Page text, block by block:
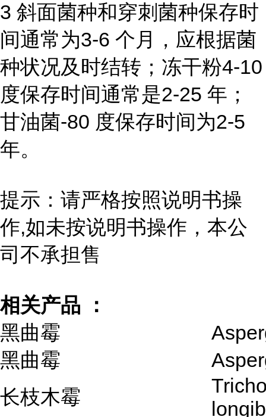
3 斜面菌种和穿刺菌种保存时
间通常为3-6 个月，应根据菌
种状况及时结转；冻干粉4-10
度保存时间通常是2-25 年；
甘油菌-80 度保存时间为2-5
年。
提示：请严格按照说明书操
作,如未按说明书操作，本公
司不承担售
相关产品 ：
黑曲霉
黑曲霉
长枝木霉